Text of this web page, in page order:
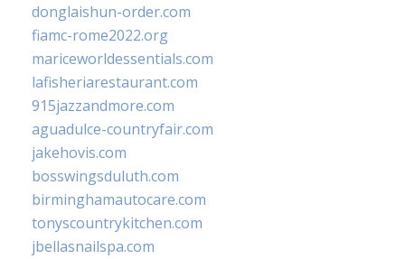
donglaishun-order.com
fiamc-rome2022.org
mariceworldessentials.com
lafisheriarestaurant.com
915jazzandmore.com
aguadulce-countryfair.com
jakehovis.com
bosswingsduluth.com
birminghamautocare.com
tonyscountrykitchen.com
jbellasnailspa.com